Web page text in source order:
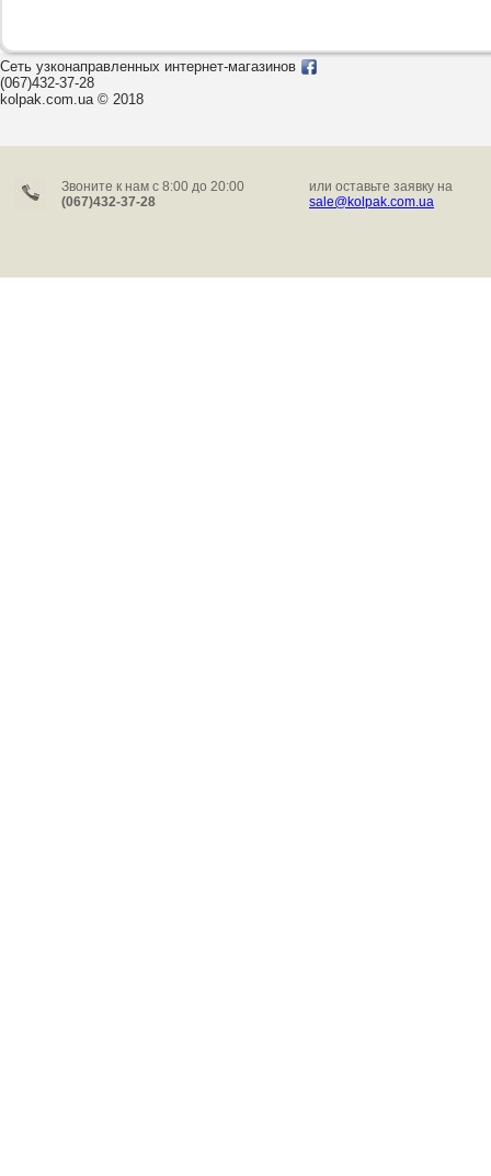
Сеть узконаправленных интернет-магазинов
(067)432-37-28
kolpak.com.ua © 2018
Звоните к нам c 8:00 до 20:00
(067)432-37-28
или оставьте заявку на
sale@kolpak.com.ua